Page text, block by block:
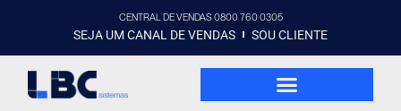
CENTRAL DE VENDAS 0800 760 0305
SEJA UM CANAL DE VENDAS SOU CLIENTE